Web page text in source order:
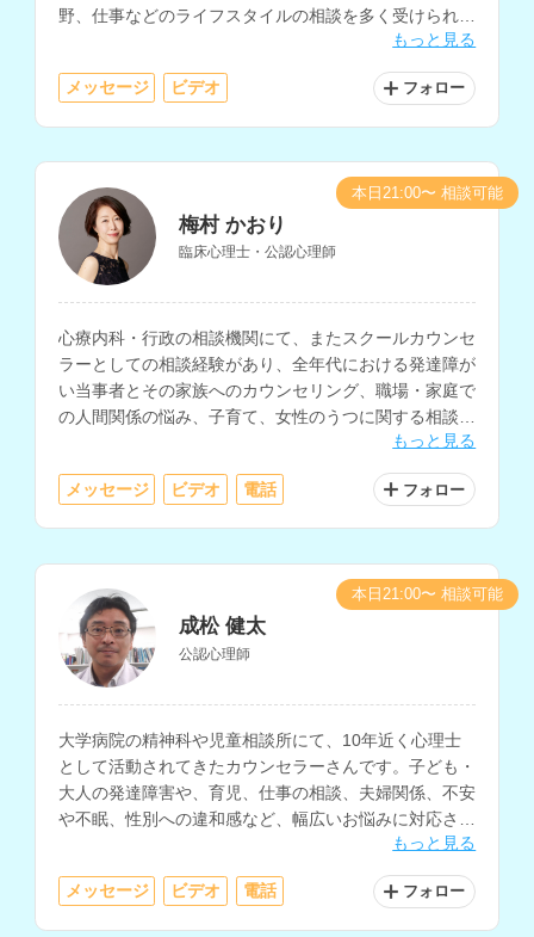
野、仕事などのライフスタイルの相談を多く受けられて
もっと見る
メッセージ ビデオ フォロー
梅村 かおり
臨床心理士・公認心理師
心療内科・行政の相談機関にて、またスクールカウンセ
ラーとしての相談経験があり、全年代における発達障が
い当事者とその家族へのカウンセリング、職場・家庭で
の人間関係の悩み、子育て、女性のうつに関する相談を
もっと見る
メッセージ ビデオ 電話 フォロー
本日21:00〜 相談可能
成松 健太
公認心理師
大学病院の精神科や児童相談所にて、10年近く心理士
として活動されてきたカウンセラーさんです。子ども・
大人の発達障害や、育児、仕事の相談、夫婦関係、不安
や不眠、性別への違和感など、幅広いお悩みに対応され
もっと見る
メッセージ ビデオ 電話 フォロー
本日21:00〜 相談可能